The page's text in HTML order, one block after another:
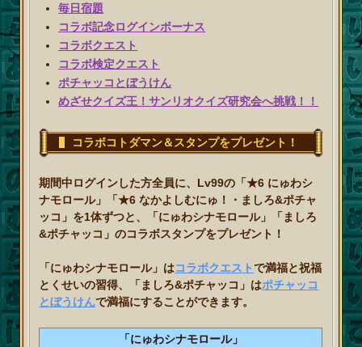
毎日宿題
コラボ記念ログインボーナス
コラボクエスト
コラボ検定クエスト
ポチャッコとぼうけん
めざせクイズ王！サンリオクイズ研究会へ挑戦！！
コラボコトダマン＆スタンプをプレゼント！
期間中ログインした方全員に、Lv99の「★6 にゅわシ
ナモロール」「★6 なかよしむにゅ！・ましろ&ポチャ
ッコ」を1体ずつと、「にゅわシナモロール」「ましろ
&ポチャッコ」のコラボスタンプをプレゼント！
「にゅわシナモロール」はコラボクエストで満福と祝福
とくせいの習得、「ましろ&ポチャッコ」はポチャッコ
とぼうけんで満福にすることができます。
「にゅわシナモロール」